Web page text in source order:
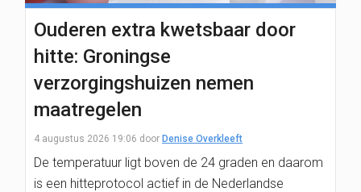
Ouderen extra kwetsbaar door
hitte: Groningse
verzorgingshuizen nemen
maatregelen
4 augustus 2026 19:06 door Denise Overkleeft
De temperatuur ligt boven de 24 graden en daarom
is een hitteprotocol actief in de Nederlandse